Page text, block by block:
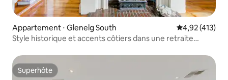
Appartement ⋅ Glenelg South Évaluation
4,92 (413)
Style historique et accents côtiers dans une retraite
Superhôte
Superhôte